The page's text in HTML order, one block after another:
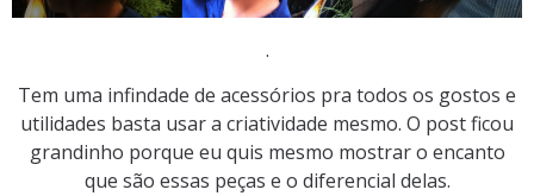
.
Tem uma infindade de acessórios pra todos os gostos e
utilidades basta usar a criatividade mesmo. O post ficou
grandinho porque eu quis mesmo mostrar o encanto
que são essas peças e o diferencial delas.